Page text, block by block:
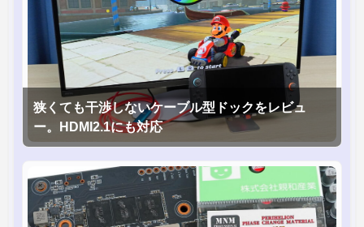
狭くても干渉しないケーブル型ドックをレビュ
ー。HDMI2.1にも対応